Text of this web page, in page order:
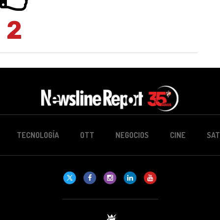
2
TECNOLOGÍA OTT NEGOCIOS CINE